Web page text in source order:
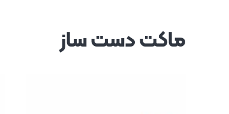
ماکت دست ساز